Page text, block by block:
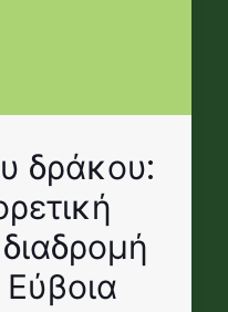
δράκου: